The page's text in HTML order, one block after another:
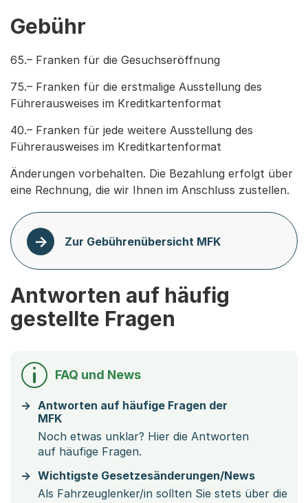
Gebühr
65.– Franken für die Gesuchseröffnung
75.– Franken für die erstmalige Ausstellung des
Führerausweises im Kreditkartenformat
40.– Franken für jede weitere Ausstellung des
Führerausweises im Kreditkartenformat
Änderungen vorbehalten. Die Bezahlung erfolgt über
eine Rechnung, die wir Ihnen im Anschluss zustellen.
Zur Gebührenübersicht MFK
Antworten auf häufig
gestellte Fragen
FAQ und News
Antworten auf häufige Fragen der
MFK
Noch etwas unklar? Hier die Antworten
auf häufige Fragen.
Wichtigste Gesetzesänderungen/News
Als Fahrzeuglenker/in sollten Sie stets über die